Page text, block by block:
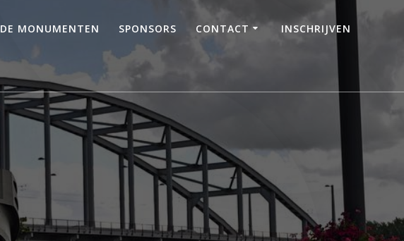
DE MONUMENTEN SPONSORS CONTACT INSCHRIJVEN